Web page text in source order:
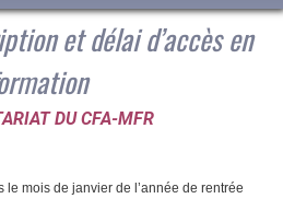
et délai d’accès en
DU CFA-MFR
le mois de janvier de l’année de rentrée